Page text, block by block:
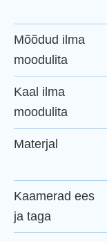
Mõõdud ilma
moodulita
Kaal ilma
moodulita
Materjal
Kaamerad ees
ja taga